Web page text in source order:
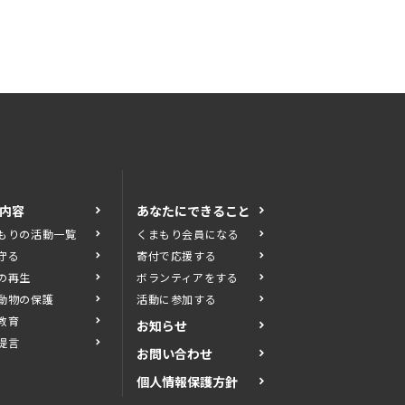
容
りの活動一覧
る
再生
物の保護
育
言
あなたにできること
くまもり会員になる
寄付で応援する
ボランティアをする
活動に参加する
お知らせ
お問い合わせ
個人情報保護方針